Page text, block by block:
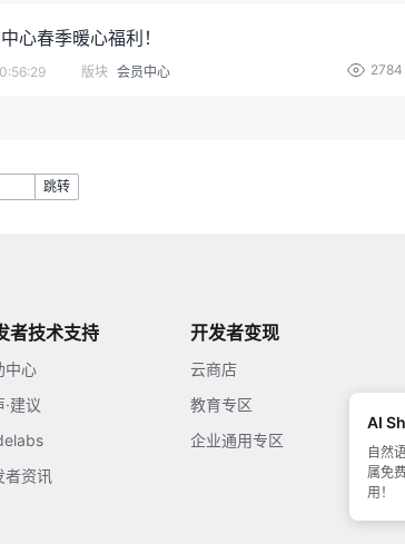
AI
自然
属免
用！
心春季暖心福利！
版块 会员中心 2784
跳转
者技术支持
中心
建议
者资讯
开发者变现
云商店
教育专区
企业通用专区